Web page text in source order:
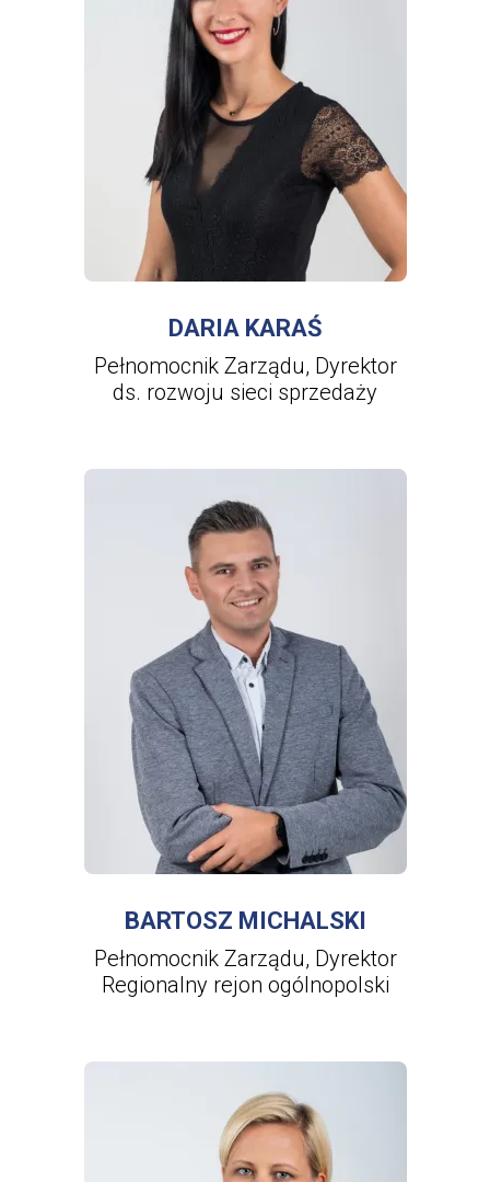
WIĘCEJ INFORMACJI
DARIA KARAŚ
Pełnomocnik Zarządu, Dyrektor
ds. rozwoju sieci sprzedaży
WIĘCEJ INFORMACJI O
BARTOSZ
MICHALSKI
BARTOSZ MICHALSKI
Pełnomocnik Zarządu, Dyrektor
Regionalny rejon ogólnopolski